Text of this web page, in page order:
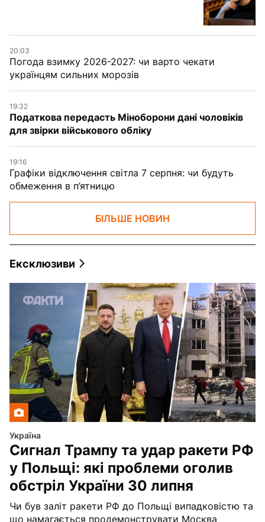
20:03
Погода взимку 2026-2027: чи варто чекати
українцям сильних морозів
19:32
Податкова передасть Міноборони дані чоловіків
для звірки військового обліку
19:16
Графіки відключення світла 7 серпня: чи будуть
обмеження в п’ятницю
БІЛЬШЕ НОВИН
Ексклюзиви
Україна
Сигнал Трампу та удар ракети РФ
у Польщі: які проблеми оголив
обстріл України 30 липня
Чи був заліт ракети РФ до Польщі випадковістю та
що намагається продемонструвати Москва